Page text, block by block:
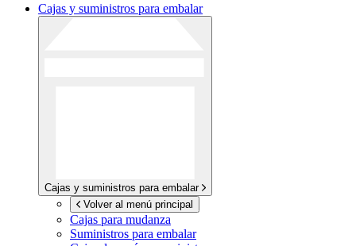
Cajas y suministros para embalar
Cajas y suministros para embalar
Volver al menú principal
Cajas para mudanza
Suministros para embalar